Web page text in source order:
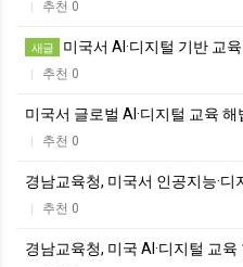
| 추천 0
새글 미국서 AI·디지털 기반 교
| 추천 0
미국서 글로벌 AI·디지털 교육 해
| 추천 0
경남교육청, 미국서 인공지능·디
| 추천 0
경남교육청, 미국 AI·디지털 교육